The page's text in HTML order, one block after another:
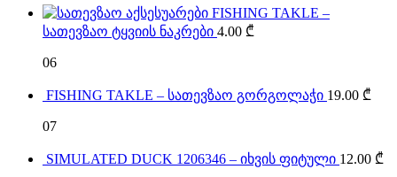
FISHING TAKLE –
სათევზაო ტყვიის ნაკრები 4.00 ₾
06
FISHING TAKLE – სათევზაო გორგოლაჭი 19.00 ₾
07
SIMULATED DUCK 1206346 – იხვის ფიტული 12.00 ₾